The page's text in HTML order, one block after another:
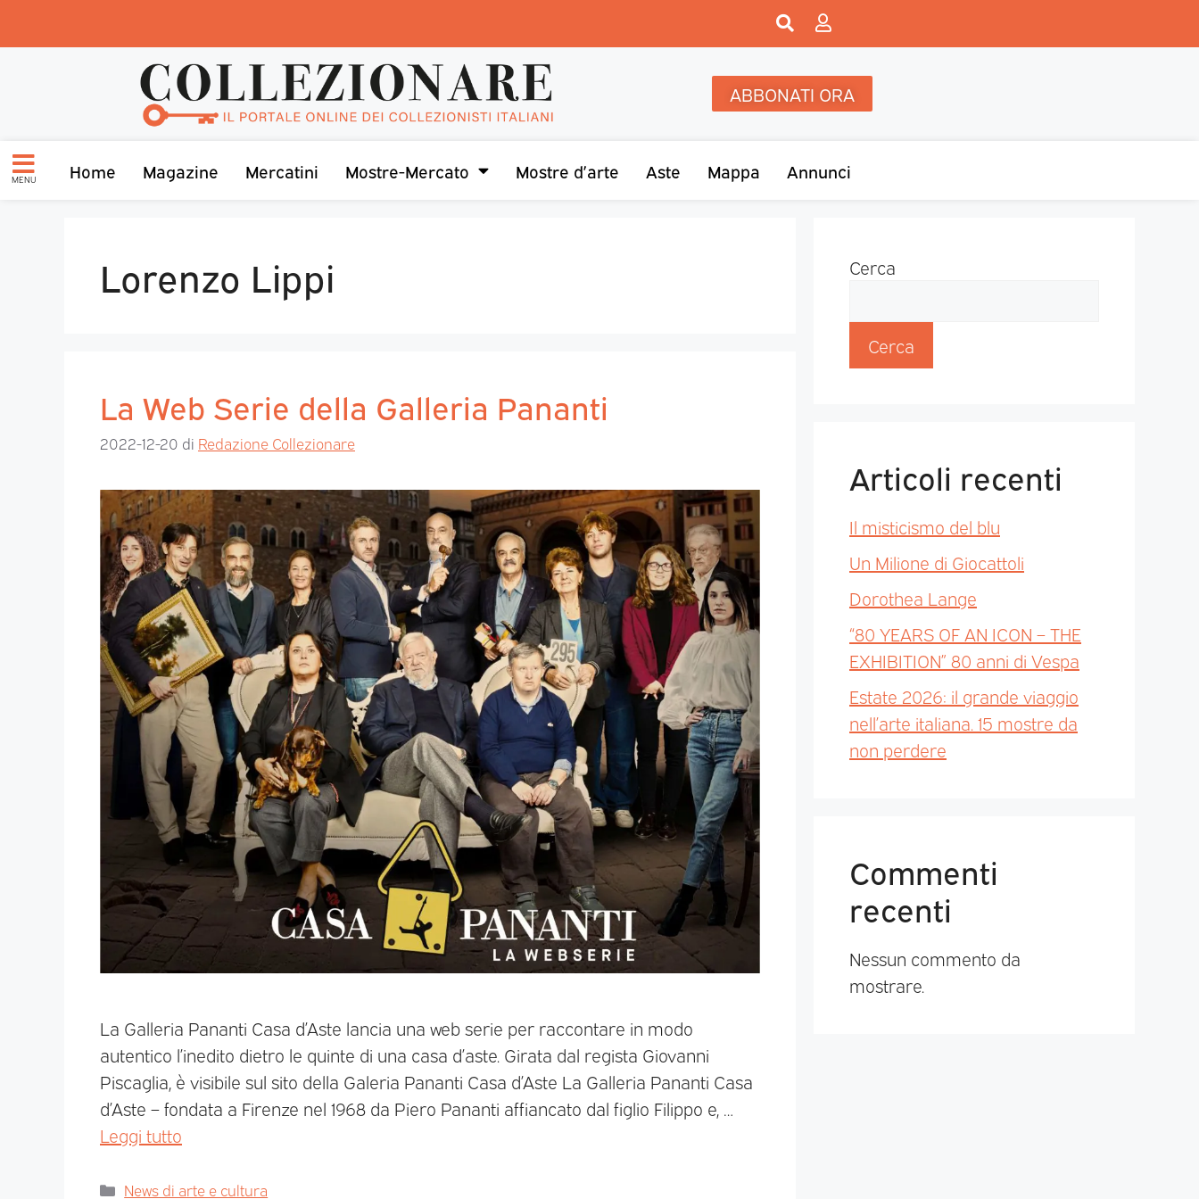
ABBONATI ORA
MENU Home Magazine Mercatini Mostre-Mercato Mostre d’arte Aste Mappa Annunci
Lorenzo Lippi
La Web Serie della Galleria Pananti
2022-12-20 di Redazione Collezionare
La Galleria Pananti Casa d’Aste lancia una web serie per raccontare in modo
autentico l’inedito dietro le quinte di una casa d’aste. Girata dal regista Giovanni
Piscaglia, è visibile sul sito della Galeria Pananti Casa d’Aste La Galleria Pananti Casa
d’Aste – fondata a Firenze nel 1968 da Piero Pananti affiancato dal figlio Filippo e, …
Leggi tutto
News di arte e cultura
Cerca
Cerca
Articoli recenti
Il misticismo del blu
Un Milione di Giocattoli
Dorothea Lange
“80 YEARS OF AN ICON – THE
EXHIBITION” 80 anni di Vespa
Estate 2026: il grande viaggio
nell’arte italiana. 15 mostre da
non perdere
Commenti
recenti
Nessun commento da
mostrare.